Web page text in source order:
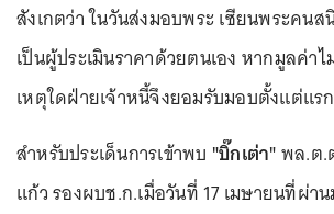
สังเกตว่า ในวันส่งมอบพระ เซียนพระคน
เป็นผู้ประเมินราคาด้วยตนเอง หากมูลค่
เหตุใดฝ่ายเจ้าหนี้จึงยอมรับมอบตั้งแต่แรก
สำหรับประเด็นการเข้าพบ "บิ๊กเต่า"พล.ต.
แก้ว รองผบช.ก.เมื่อวันที่ 17 เมษายนที่ผ่า